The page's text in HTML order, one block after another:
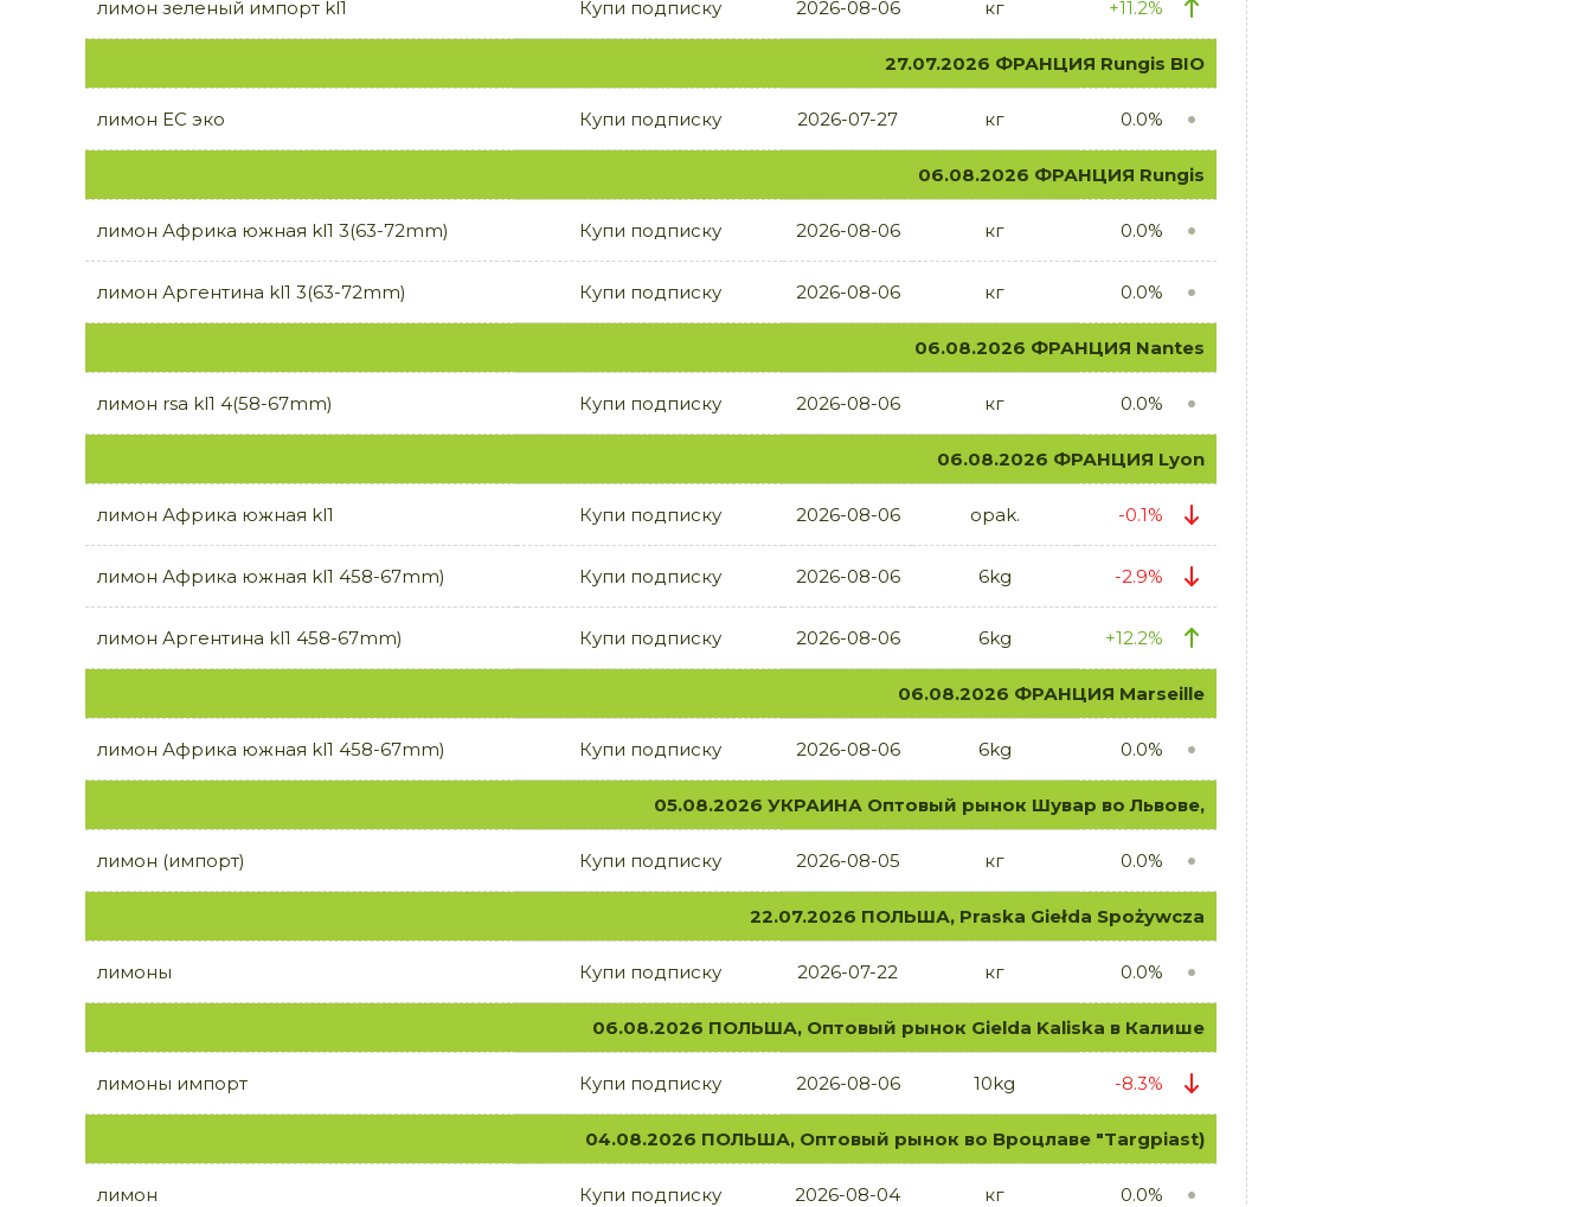
лимон зеленый импорт kl1 Купи подписку 2026-08-06 кг +11.2%
27.07.2026 ФРАНЦИЯ Rungis BIO
лимон ЕС эко Купи подписку 2026-07-27 кг 0.0%
06.08.2026 ФРАНЦИЯ Rungis
лимон Африка южная kl1 3(63-72mm) Купи подписку 2026-08-06 кг 0.0%
лимон Аргентина kl1 3(63-72mm) Купи подписку 2026-08-06 кг 0.0%
06.08.2026 ФРАНЦИЯ Nantes
лимон rsa kl1 4(58-67mm) Купи подписку 2026-08-06 кг 0.0%
06.08.2026 ФРАНЦИЯ Lyon
лимон Африка южная kl1 Купи подписку 2026-08-06 opak. -0.1%
лимон Африка южная kl1 458-67mm) Купи подписку 2026-08-06 6kg -2.9%
лимон Аргентина kl1 458-67mm) Купи подписку 2026-08-06 6kg +12.2%
06.08.2026 ФРАНЦИЯ Marseille
лимон Африка южная kl1 458-67mm) Купи подписку 2026-08-06 6kg 0.0%
05.08.2026 УКРАИНА Оптовый рынок Шувар во Львове,
лимон (импорт) Купи подписку 2026-08-05 кг 0.0%
22.07.2026 ПОЛЬША, Praska Giełda Spożywcza
лимоны Купи подписку 2026-07-22 кг 0.0%
06.08.2026 ПОЛЬША, Оптовый рынок Gielda Kaliska в Калише
лимоны импорт Купи подписку 2026-08-06 10kg -8.3%
04.08.2026 ПОЛЬША, Оптовый рынок во Вроцлаве "Targpiast)
лимон Купи подписку 2026-08-04 кг 0.0%